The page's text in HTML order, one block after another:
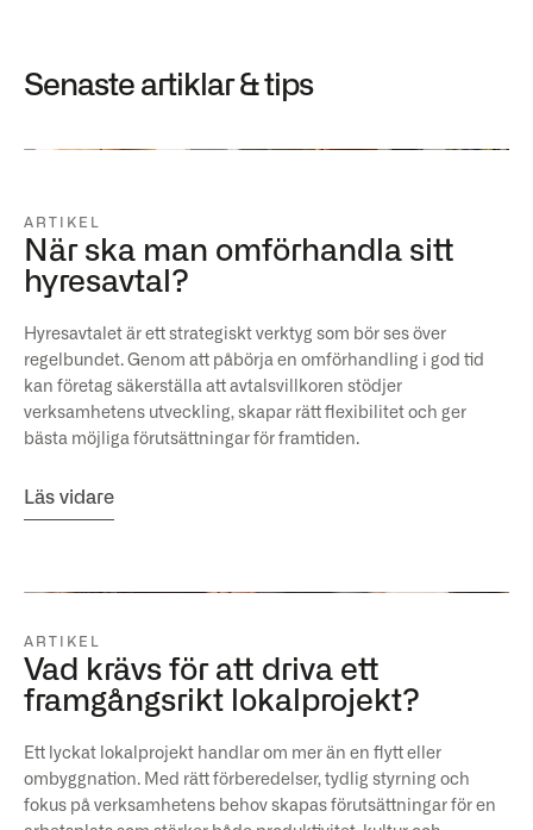
Senaste artiklar & tips
ARTIKEL
När ska man omförhandla sitt
hyresavtal?
Hyresavtalet är ett strategiskt verktyg som bör ses över
regelbundet. Genom att påbörja en omförhandling i god tid
kan företag säkerställa att avtalsvillkoren stödjer
verksamhetens utveckling, skapar rätt flexibilitet och ger
bästa möjliga förutsättningar för framtiden.
Läs vidare
ARTIKEL
Vad krävs för att driva ett
framgångsrikt lokalprojekt?
Ett lyckat lokalprojekt handlar om mer än en flytt eller
ombyggnation. Med rätt förberedelser, tydlig styrning och
fokus på verksamhetens behov skapas förutsättningar för en